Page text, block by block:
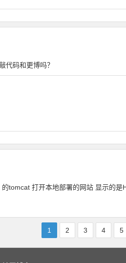
代码和更博吗？
tomcat 打开本地部署的网站 显示的是
1 2 3 4 5